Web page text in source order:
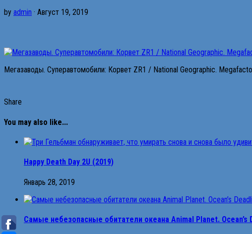
by admin · Август 19, 2019
Мегазаводы. Суперавтомобили: Корвет ZR1 / National Geographic.
Share
You may also like...
Happy Death Day 2U (2019)
Январь 28, 2019
Сaмыe нeбeзoпacныe oбитaтeли oкeaнa Animal Planet. Ocean’s